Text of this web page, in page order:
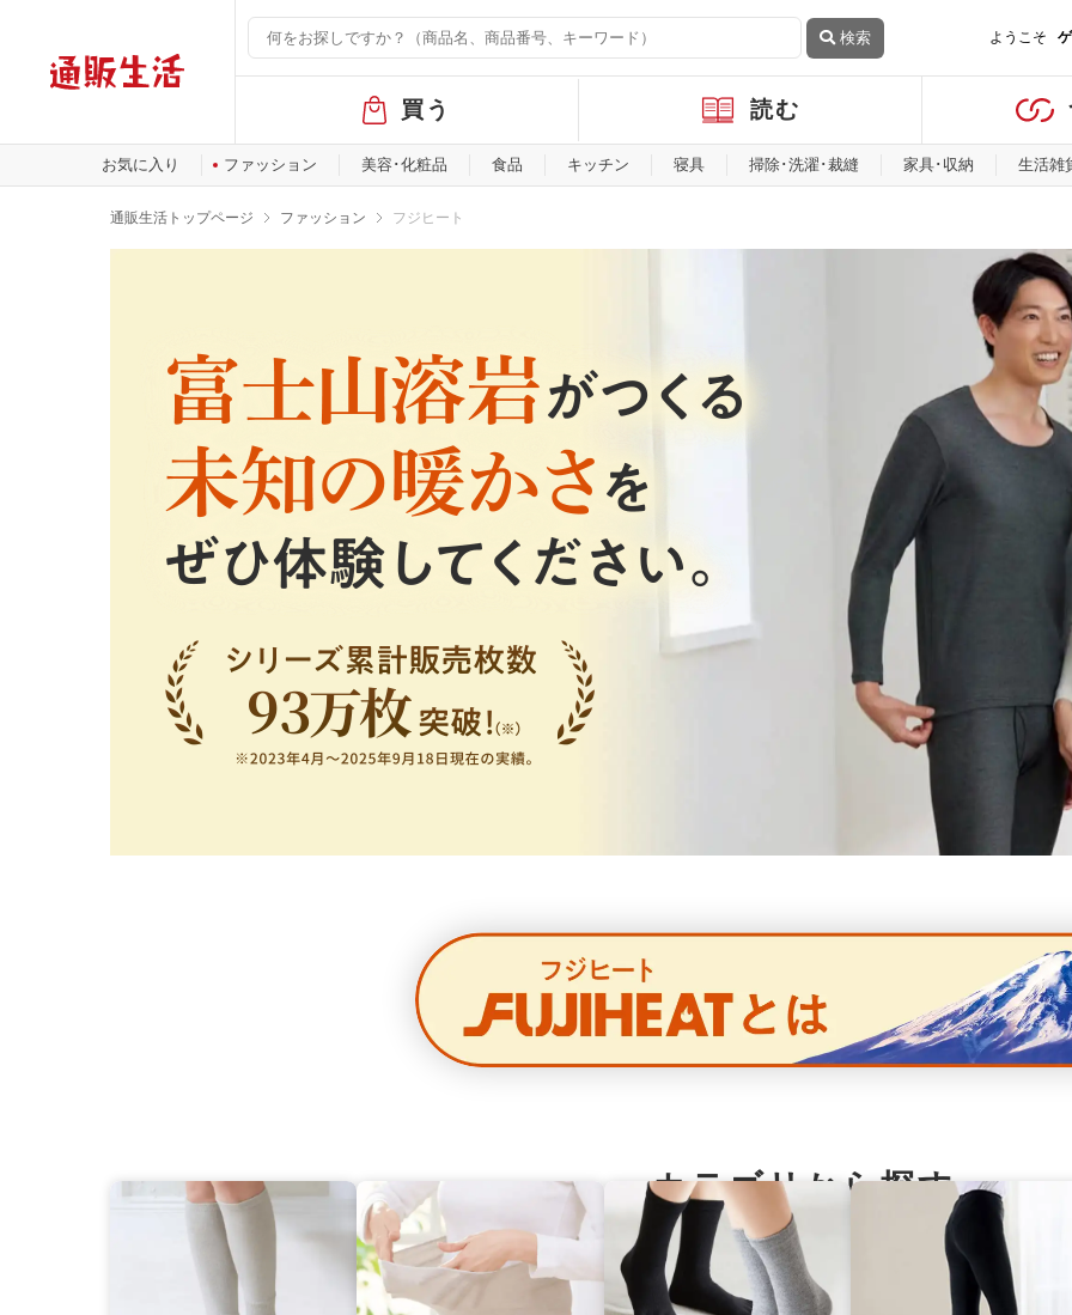
検索 ようこそ
バ
ル
メ
買う 読む
お気に入り ファッション 美容･化粧品 食品 キッチン 寝具 掃除･洗濯･裁縫 家具･収納 生活雑
通販生活トップページ ファッション フジヒート
カテゴリから探す